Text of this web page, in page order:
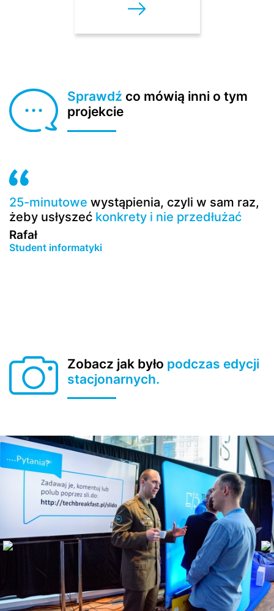
Sprawdź co mówią inni o tym
projekcie
25-minutowe wystąpienia, czyli w sam raz,
żeby usłyszeć konkrety i nie przedłużać
Rafał
Student informatyki
Zobacz jak było podczas edycji
stacjonarnych.